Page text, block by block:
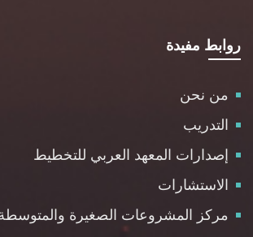
روابط مفيدة
من نحن
التدريب
إصدارات المعهد العربي للتخطيط
الاستشارات
مركز المشروعات الصغيرة